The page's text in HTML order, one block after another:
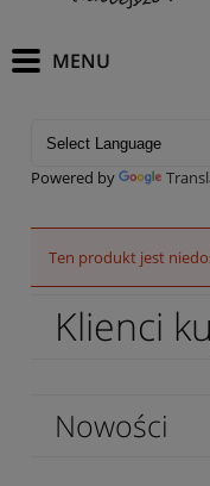
Powered by
Ten produkt jest
Klienci
Nowości